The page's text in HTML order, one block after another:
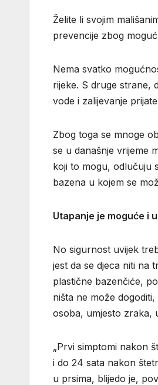
Želite li svojim
prevencije zbog
Nema svatko
rijeke. S druge strane,
vode i zalijevanje
Zbog toga se mnoge
se u današnje vrijeme
koji to mogu, odlučuju
bazena u kojem se
Utapanje je moguće i
No sigurnost uvijek
jest da se djeca niti na
plastične bazenčiće,
ništa ne može
osoba, umjesto zraka,
„Prvi simptomi nakon
i do 24 sata nakon
u prsima, blijedo je,